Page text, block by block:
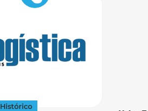
Histórico